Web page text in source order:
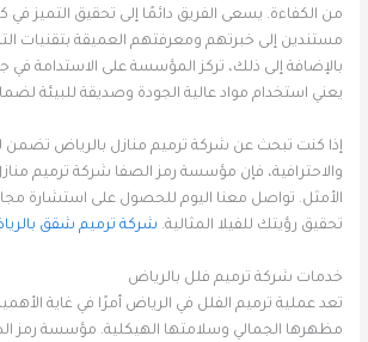
من الكفاءة. يسعى الفريق دائمًا إلى تحقيق التميز في
مستندين إلى خبرتهم ومعرفتهم العميقة بتقنيات
بالإضافة إلى ذلك، تركز المؤسسة على الاستدامة
يعني استخدام مواد عالية الجودة وصديقة للبيئة
إذا كنت تبحث عن شركة ترميم منازل بالرياض تضمن
والاحترافية، فإن مؤسسة رمز الصفا شركة ترميم
الأمثل. تواصل معنا اليوم للحصول على استشارة
تحقيق رؤيتك للفيلا المثالية. شركة ترميم شقق
خدمات شركة ترميم فلل بالرياض
تعد عملية ترميم الفلل في الرياض أمرًا في غاية
مظهرها الجمالي وسلامتها الهيكلية. مؤسسة رمز